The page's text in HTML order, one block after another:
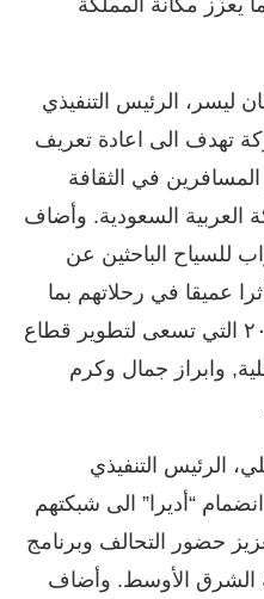
يعزز مكانة المملكة
ليسر، الرئيس التنفيذي
تهدف الى اعادة تعريف
في الثقافة
العربية السعودية. وأضاف
للسياح الباحثين عن
عميقا في رحلاتهم بما
يتماشى مع رؤية المملكة ٢٠٣٠ التي تسعى لتطوير قطاع
وابراز جمال وكرم
الرئيس التنفيذي
“أديرا” الى شبكتهم
حضور التحالف وبرنامج
الشرق الأوسط. وأضاف